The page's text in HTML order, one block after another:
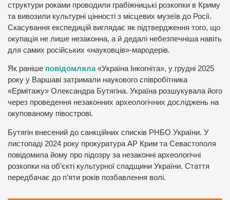
структури роками проводили грабіжницькі розкопки в Криму
та вивозили культурні цінності з місцевих музеїв до Росії.
Скасування експедицій виглядає як підтвердження того, що
окупація не лише незаконна, а й дедалі небезпечніша навіть
для самих російських «науковців»-мародерів.
Як раніше повідомляла «Україна Інкогніта», у грудні 2025
року у Варшаві затримали наукового співробітника
«Ермітажу» Олександра Бутягіна. Україна розшукувала його
через проведення незаконних археологічних досліджень на
окупованому півострові.
Бутягін внесений до санкційних списків РНБО України. У
листопаді 2024 року прокуратура АР Крим та Севастополя
повідомила йому про підозру за незаконні археологічні
розкопки на об’єкті культурної спадщини України. Стаття
передбачає до п’яти років позбавлення волі.